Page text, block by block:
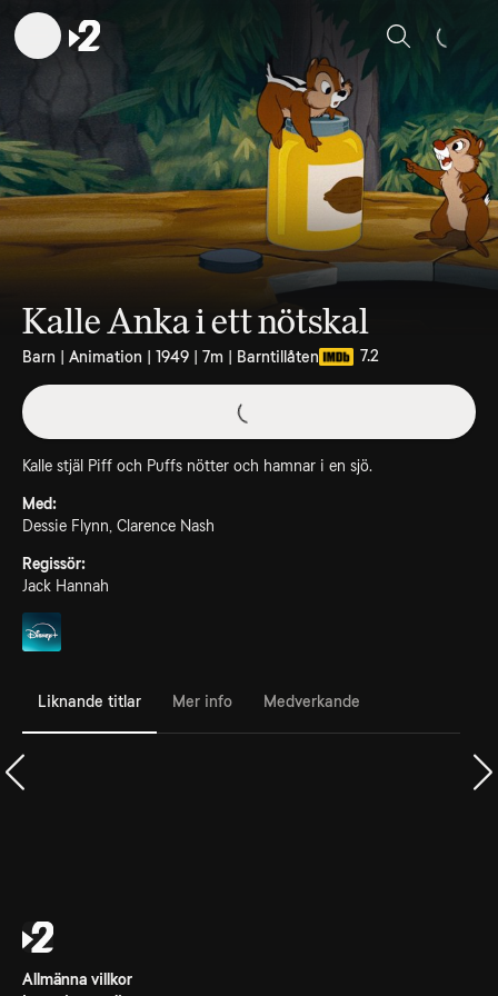
Sök
Kalle Anka i ett nötskal
Barn | Animation | 1949 | 7m | Barntillåten 7.2
Kalle stjäl Piff och Puffs nötter och hamnar i en sjö.
Med:
Dessie Flynn, Clarence Nash
Regissör:
Jack Hannah
Liknande titlar Mer info Medverkande
Allmänna villkor